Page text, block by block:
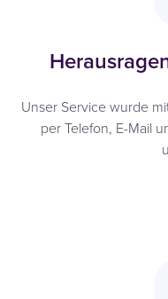
Unser Service wurde
per Telefon, E-Mail